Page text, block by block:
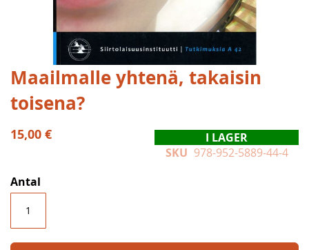
Hoppa
till
början
bildgalleriet
Maailmalle yhtenä, takaisin
toisena?
15,00 €
I LAGER
SKU 978-952-5889-44-4
Antal